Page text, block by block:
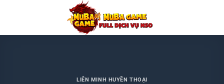
nội
LIÊN MINH HUYỀN THOẠI